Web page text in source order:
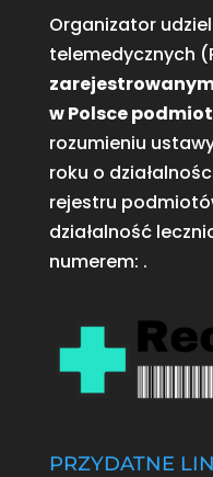
Organizator
telemedycznych
w Polsce
rozumieniu
roku o
rejestru
działalność
numerem: .
PRZYDATNE